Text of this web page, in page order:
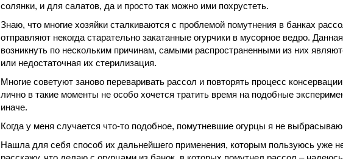
солянки, и для салатов, да и просто так можно ими похрустеть.
Знаю, что многие хозяйки сталкиваются с проблемой помутнения в банках
отправляют некогда старательно закатанные огурчики в мусорное ведро.
возникнуть по нескольким причинам, самыми распространенными из них
или недостаточная их стерилизация.
Многие советуют заново переваривать рассол и повторять процесс
лично в такие моменты не особо хочется тратить время на подобные
иначе.
Когда у меня случается что-то подобное, помутневшие огурцы я не
Нашла для себя способ их дальнейшего применения, которым пользуюсь уже